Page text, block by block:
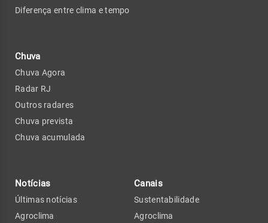
Diferença entre clima e tempo
Chuva
Chuva Agora
Radar RJ
Outros radares
Chuva prevista
Chuva acumulada
Notícias
Últimas notícias
Agroclima
Canais
Sustentabilidade
Agroclima